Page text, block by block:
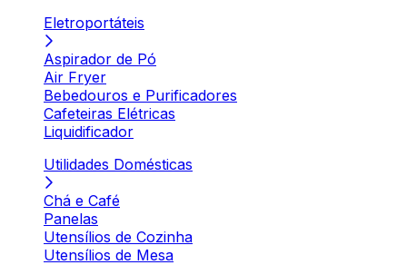
Eletroportáteis
Aspirador de Pó
Air Fryer
Bebedouros e Purificadores
Cafeteiras Elétricas
Liquidificador
Utilidades Domésticas
Chá e Café
Panelas
Utensílios de Cozinha
Utensílios de Mesa